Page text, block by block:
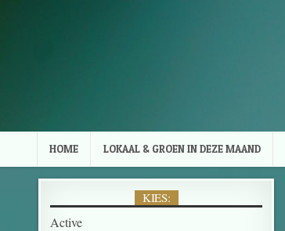
HOME LOKAAL & GROEN IN DEZE MAAND
KIES:
Active